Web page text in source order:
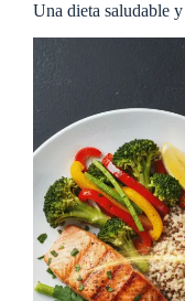
Una dieta saludable